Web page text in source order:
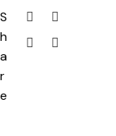
S
h
a
r
e